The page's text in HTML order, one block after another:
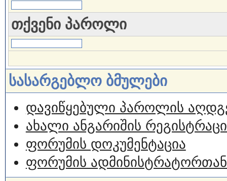
თქვენი პაროლი
სასარგებლო ბმულები
დავიწყებული პაროლის
ახალი ანგარიშის
ფორუმის დოკუმენტაცია
ფორუმის ადმინისტრატორთან